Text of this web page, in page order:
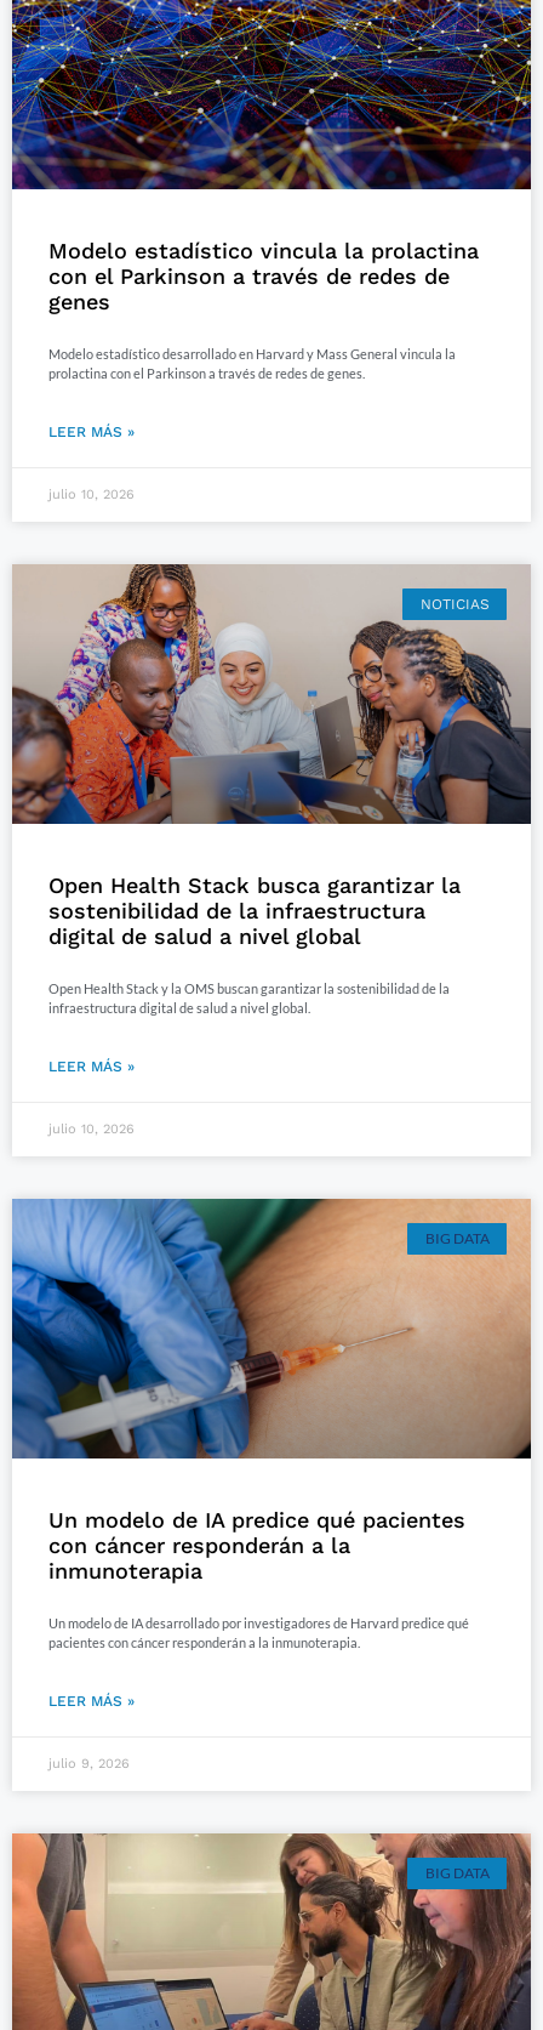
Modelo estadístico vincula la prolactina
con el Parkinson a través de redes de
genes
Modelo estadístico desarrollado en Harvard y Mass General vincula la
prolactina con el Parkinson a través de redes de genes.
LEER MÁS »
julio 10, 2026
NOTICIAS
Open Health Stack busca garantizar la
sostenibilidad de la infraestructura
digital de salud a nivel global
Open Health Stack y la OMS buscan garantizar la sostenibilidad de la
infraestructura digital de salud a nivel global.
LEER MÁS »
julio 10, 2026
BIG DATA
Un modelo de IA predice qué pacientes
con cáncer responderán a la
inmunoterapia
Un modelo de IA desarrollado por investigadores de Harvard predice qué
pacientes con cáncer responderán a la inmunoterapia.
LEER MÁS »
julio 9, 2026
BIG DATA